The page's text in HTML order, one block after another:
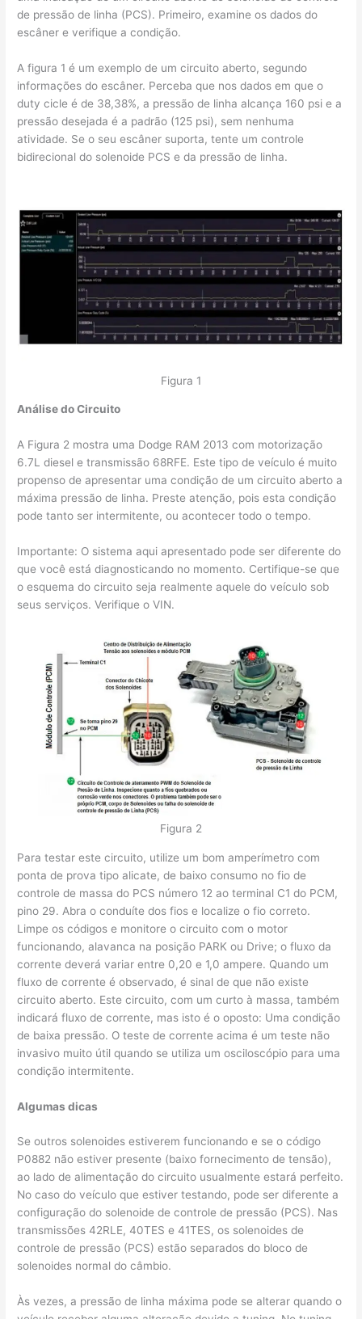
de pressão de linha (PCS). Primeiro, examine os dados do
escâner e verifique a condição.
A figura 1 é um exemplo de um circuito aberto, segundo
informações do escâner. Perceba que nos dados em que o
duty cicle é de 38,38%, a pressão de linha alcança 160 psi e a
pressão desejada é a padrão (125 psi), sem nenhuma
atividade. Se o seu escâner suporta, tente um controle
bidirecional do solenoide PCS e da pressão de linha.
Figura 1
Análise do Circuito
A Figura 2 mostra uma Dodge RAM 2013 com motorização
6.7L diesel e transmissão 68RFE. Este tipo de veículo é muito
propenso de apresentar uma condição de um circuito aberto a
máxima pressão de linha. Preste atenção, pois esta condição
pode tanto ser intermitente, ou acontecer todo o tempo.
Importante: O sistema aqui apresentado pode ser diferente do
que você está diagnosticando no momento. Certifique-se que
o esquema do circuito seja realmente aquele do veículo sob
seus serviços. Verifique o VIN.
Figura 2
Para testar este circuito, utilize um bom amperímetro com
ponta de prova tipo alicate, de baixo consumo no fio de
controle de massa do PCS número 12 ao terminal C1 do PCM,
pino 29. Abra o conduíte dos fios e localize o fio correto.
Limpe os códigos e monitore o circuito com o motor
funcionando, alavanca na posição PARK ou Drive; o fluxo da
corrente deverá variar entre 0,20 e 1,0 ampere. Quando um
fluxo de corrente é observado, é sinal de que não existe
circuito aberto. Este circuito, com um curto à massa, também
indicará fluxo de corrente, mas isto é o oposto: Uma condição
de baixa pressão. O teste de corrente acima é um teste não
invasivo muito útil quando se utiliza um osciloscópio para uma
condição intermitente.
Algumas dicas
Se outros solenoides estiverem funcionando e se o código
P0882 não estiver presente (baixo fornecimento de tensão),
ao lado de alimentação do circuito usualmente estará perfeito.
No caso do veículo que estiver testando, pode ser diferente a
configuração do solenoide de controle de pressão (PCS). Nas
transmissões 42RLE, 40TES e 41TES, os solenoides de
controle de pressão (PCS) estão separados do bloco de
solenoides normal do câmbio.
Às vezes, a pressão de linha máxima pode se alterar quando o